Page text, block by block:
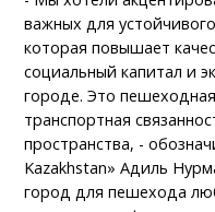
важных для
которая повышает
социальный капитал и
городе. Это
транспортная
пространства, -
Kazakhstan» Адиль
город для пешехода